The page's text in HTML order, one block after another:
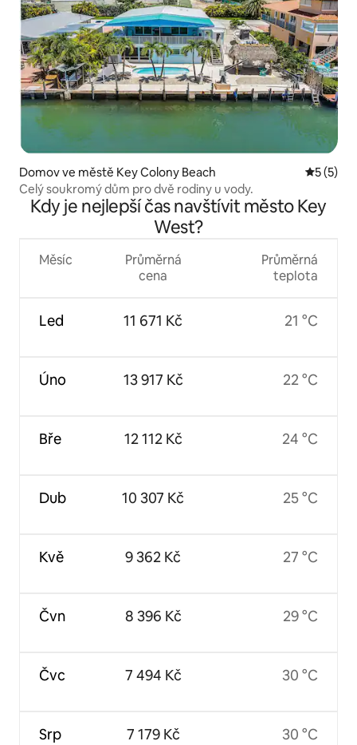
Domov ve městě Key Colony Beach
5 (5)
Celý soukromý dům pro dvě rodiny u vody.
Kdy je nejlepší čas navštívit město Key
West?
Měsíc
Led
Úno
Bře
Dub
Kvě
Čvn
Čvc
Srp
Průměrná
cena
11 671 Kč
13 917 Kč
12 112 Kč
10 307 Kč
9 362 Kč
8 396 Kč
7 494 Kč
7 179 Kč
Průměrná
teplota
21 °C
22 °C
24 °C
25 °C
27 °C
29 °C
30 °C
30 °C